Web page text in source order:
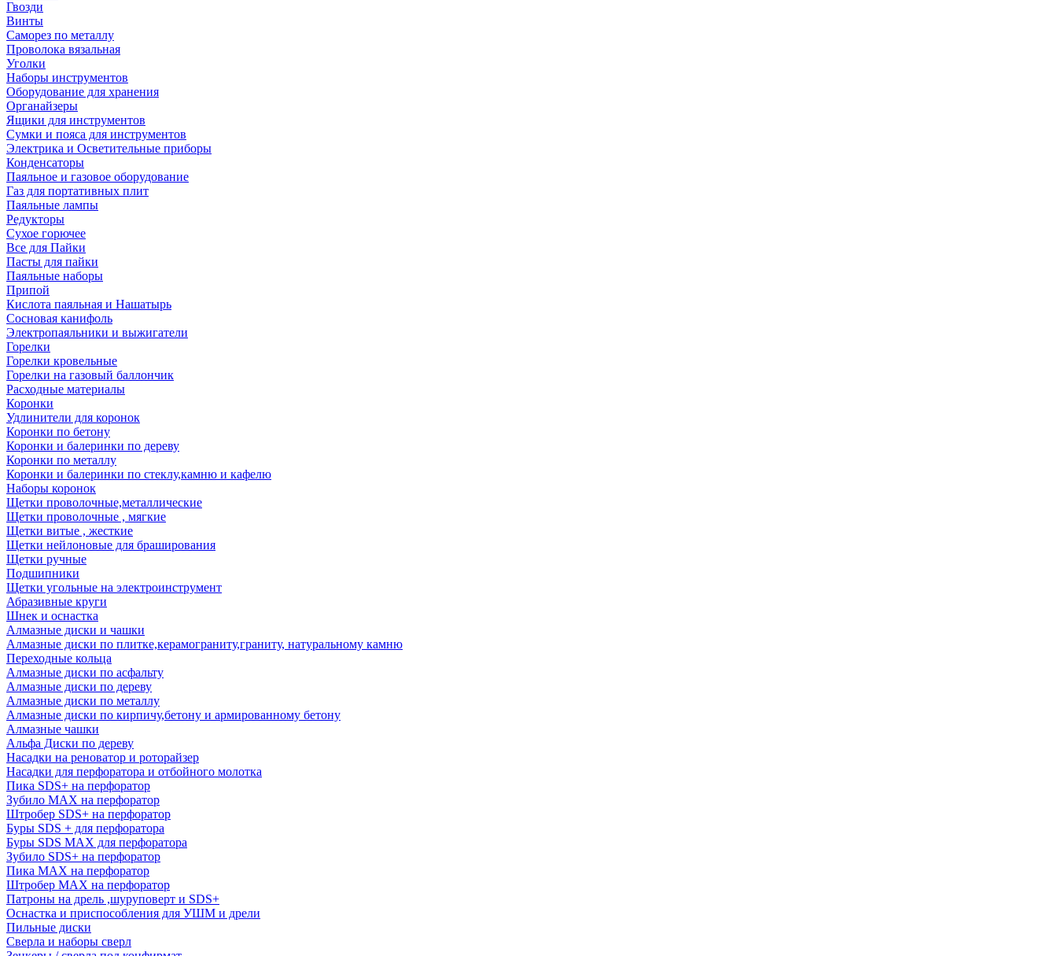
Гвозди
Винты
Саморез по металлу
Проволока вязальная
Уголки
Наборы инструментов
Оборудование для хранения
Органайзеры
Ящики для инструментов
Сумки и пояса для инструментов
Электрика и Осветительные приборы
Конденсаторы
Паяльное и газовое оборудование
Газ для портативных плит
Паяльные лампы
Редукторы
Сухое горючее
Все для Пайки
Пасты для пайки
Паяльные наборы
Припой
Кислота паяльная и Нашатырь
Сосновая канифоль
Электропаяльники и выжигатели
Горелки
Горелки кровельные
Горелки на газовый баллончик
Расходные материалы
Коронки
Удлинители для коронок
Коронки по бетону
Коронки и балеринки по дереву
Коронки по металлу
Коронки и балеринки по стеклу,камню и кафелю
Наборы коронок
Щетки проволочные,металлические
Щетки проволочные , мягкие
Щетки витые , жесткие
Щетки нейлоновые для браширования
Щетки ручные
Подшипники
Щетки угольные на электроинструмент
Абразивные круги
Шнек и оснастка
Алмазные диски и чашки
Алмазные диски по плитке,керамограниту,граниту, натуральному камню
Переходные кольца
Алмазные диски по асфальту
Алмазные диски по дереву
Алмазные диски по металлу
Алмазные диски по кирпичу,бетону и армированному бетону
Алмазные чашки
Альфа Диски по дереву
Насадки на реноватор и роторайзер
Насадки для перфоратора и отбойного молотка
Пика SDS+ на перфоратор
Зубило MAX на перфоратор
Штробер SDS+ на перфоратор
Буры SDS + для перфоратора
Буры SDS MAX для перфоратора
Зубило SDS+ на перфоратор
Пика MAX на перфоратор
Штробер MAX на перфоратор
Патроны на дрель ,шуруповерт и SDS+
Оснастка и приспособления для УШМ и дрели
Пильные диски
Сверла и наборы сверл